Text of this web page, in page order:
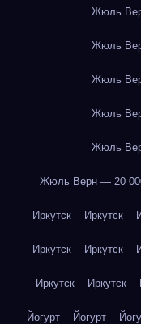
Жюль
Жюль
Жюль
Жюль
Жюль
Жюль Верн — 20
Иркутск Иркутск
Иркутск Иркутск
Иркутск Иркутск
Йогурт Йогурт